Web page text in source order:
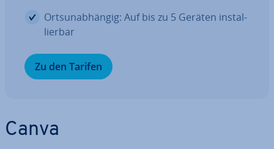
Orts­un­ab­hän­gig: Auf bis zu 5 Geräten in­stal­
lier­bar
Zu den Tarifen
Canva